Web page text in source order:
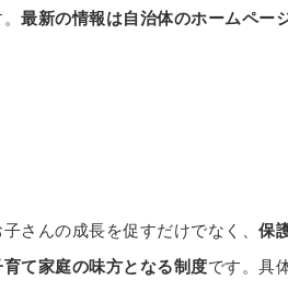
最新の情報は自治体のホームペー
さんの成長を促すだけでなく、 保
て家庭の味方となる制度です。具